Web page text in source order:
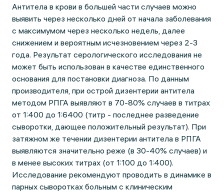
Антитела в крови в большей части случаев можно
выявить через несколько дней от начала заболевания
с максимумом через несколько недель, далее
снижением и вероятным исчезновением через 2-3
года. Результат серологического исследования не
может быть использован в качестве единственного
основания для постановки диагноза. По данным
производителя, при острой дизентерии антитела
методом РПГА выявляют в 70-80% случаев в титрах
от 1:400 до 1:6400 (титр - последнее разведение
сыворотки, дающее положительный результат). При
затяжном же течении дизентерии антитела в РПГА
выявляются значительно реже (в 30-40% случаев) и
в менее высоких титрах (от 1:100 до 1:400).
Исследование рекомендуют проводить в динамике в
парных сыворотках больным с клиническим